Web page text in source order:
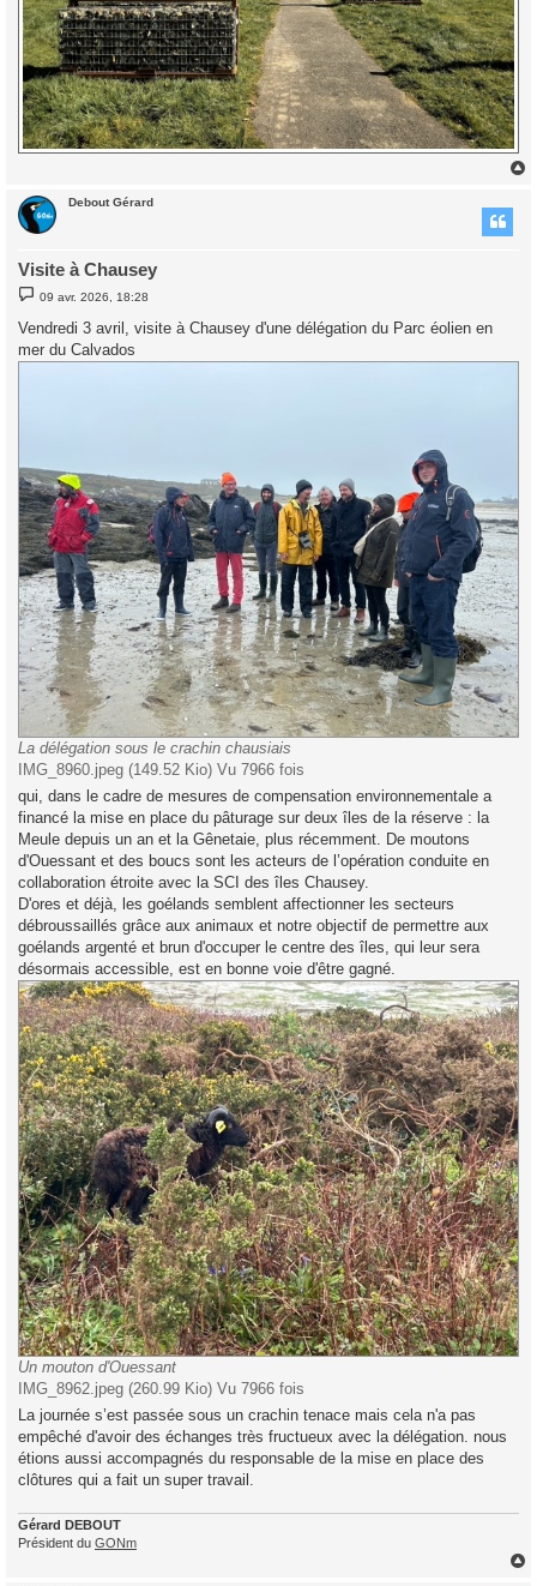
Debout Gérard
Visite à Chausey
M
e
s
a
g
09 avr. 2026, 18:28
Vendredi 3 avril, visite à Chausey d'une délégation du Parc éolien en
mer du Calvados
La délégation sous le crachin chausiais
IMG_8960.jpeg (149.52 Kio) Vu 7966 fois
qui, dans le cadre de mesures de compensation environnementale a
financé la mise en place du pâturage sur deux îles de la réserve : la
Meule depuis un an et la Gênetaie, plus récemment. De moutons
d'Ouessant et des boucs sont les acteurs de l’opération conduite en
collaboration étroite avec la SCI des îles Chausey.
D'ores et déjà, les goélands semblent affectionner les secteurs
débroussaillés grâce aux animaux et notre objectif de permettre aux
goélands argenté et brun d'occuper le centre des îles, qui leur sera
désormais accessible, est en bonne voie d'être gagné.
Un mouton d'Ouessant
IMG_8962.jpeg (260.99 Kio) Vu 7966 fois
La journée s’est passée sous un crachin tenace mais cela n'a pas
empêché d'avoir des échanges très fructueux avec la délégation. nous
étions aussi accompagnés du responsable de la mise en place des
clôtures qui a fait un super travail.
Gérard DEBOUT
Président du GONm